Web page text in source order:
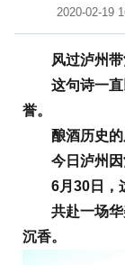
2020-02-19
风过泸州带
这句诗一直
誉。
酿酒历史的
今日泸州因
6月30日，这
共赴一场华
沉香。